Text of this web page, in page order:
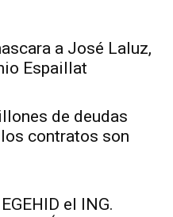
a José Laluz,
Espaillat
de deudas
contratos son
el ING.